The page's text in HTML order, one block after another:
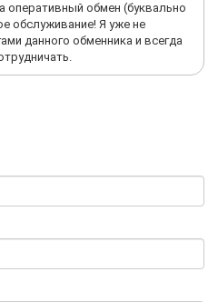
оперативный обмен (буквально
обслуживание! Я уже не
данного обменника и всегда